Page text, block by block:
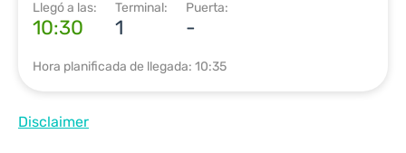
Llegó a las:
10:30
Terminal:
1
Puerta:
-
Hora planificada de llegada: 10:35
Disclaimer